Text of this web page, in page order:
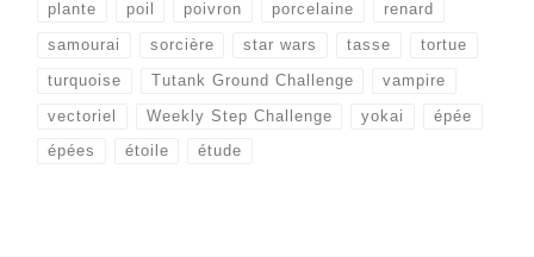
plante poil poivron porcelaine renard
samourai sorcière star wars tasse tortue
turquoise Tutank Ground Challenge vampire
vectoriel Weekly Step Challenge yokai épée
épées étoile étude